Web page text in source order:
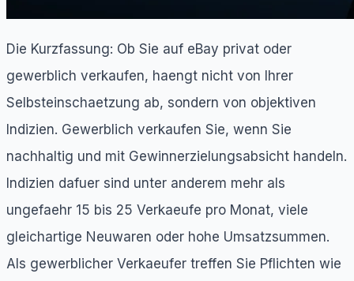
Die Kurzfassung: Ob Sie auf eBay privat oder
gewerblich verkaufen, haengt nicht von Ihrer
Selbsteinschaetzung ab, sondern von objektiven
Indizien. Gewerblich verkaufen Sie, wenn Sie
nachhaltig und mit Gewinnerzielungsabsicht handeln.
Indizien dafuer sind unter anderem mehr als
ungefaehr 15 bis 25 Verkaeufe pro Monat, viele
gleichartige Neuwaren oder hohe Umsatzsummen.
Als gewerblicher Verkaeufer treffen Sie Pflichten wie